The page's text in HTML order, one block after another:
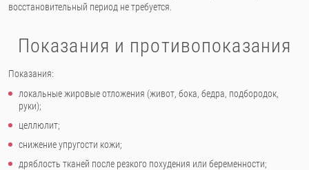
восстановительный период не требуется.
Показания и противопоказания
Показания:
локальные жировые отложения (живот, бока, бедра, подбородок,
руки);
целлюлит;
снижение упругости кожи;
дряблость тканей после резкого похудения или беременности;